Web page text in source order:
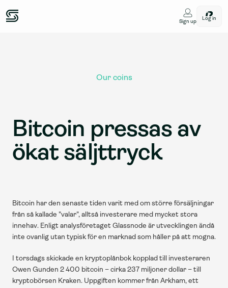
Sign up
Log in
Our coins
Bitcoin pressas av
ökat säljttryck
Bitcoin har den senaste tiden varit med om större försäljningar
från så kallade "valar", alltså investerare med mycket stora
innehav. Enligt analysföretaget Glassnode är utvecklingen ändå
inte ovanlig utan typisk för en marknad som håller på att mogna.
I torsdags skickade en kryptoplånbok kopplad till investeraren
Owen Gunden 2 400 bitcoin – cirka 237 miljoner dollar – till
kryptobörsen Kraken. Uppgiften kommer från Arkham, ett